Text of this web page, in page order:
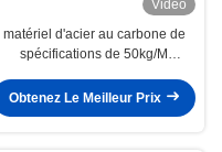
Vidéo
matériel d'acier au carbone de
spécifications de 50kg/M
QU100
Obtenez Le Meilleur Prix